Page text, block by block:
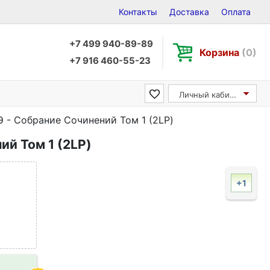
Контакты Доставка Оплата
+7 499 940-89-89
+7 916 460-55-23
Корзина (0)
Личный кабинет
Собрание Сочинений Том 1 (2LP)
Том 1 (2LP)
+1